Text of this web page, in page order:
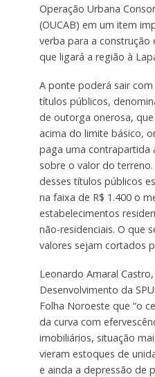
Operação Urbana
(OUCAB) em um item
verba para a construção
que ligará a região à
A ponte poderá sair
títulos públicos,
de outorga onerosa,
acima do limite básico,
paga uma contrapartida
sobre o valor do
desses títulos públicos
na faixa de R$ 1.400 o
estabelecimentos
não-residenciais. O que
valores sejam cortados
Leonardo Amaral
Desenvolvimento da
Folha Noroeste que “o
da curva com
imobiliários, situação
vieram estoques de
e ainda a depressão de